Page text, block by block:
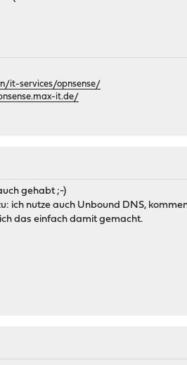
it-services/opnsense/
it.de/
gehabt ;-)
ich nutze auch Unbound DNS,
das einfach damit gemacht.